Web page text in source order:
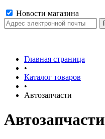
Новости магазина
Главная страница
•
Каталог товаров
•
Автозапчасти
Автозапчасти